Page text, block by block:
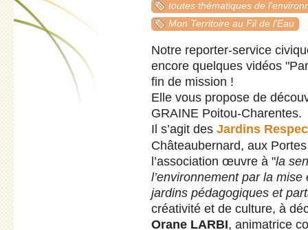
toutes thématiques de
Mon Territoire au Fil de l’Eau
Notre reporter-service
encore quelques vidéos
fin de mission !
Elle vous propose de
GRAINE Poitou-Charentes.
Il s’agit des Jardins
Châteaubernard, aux
l’association œuvre à "la
l’environnement par la
jardins pédagogiques et
créativité et de culture, à
Orane LARBI, animatrice